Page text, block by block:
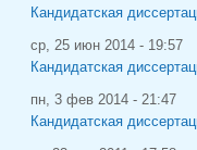
Кандидатская
ср, 25 июн 2014 - 19:57
Кандидатская
пн, 3 фев 2014 - 21:47
Кандидатская